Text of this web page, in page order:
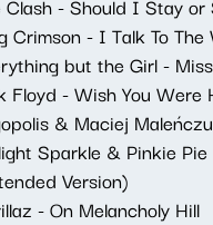
Clash - Should I Stay
Crimson - I Talk To The
but the Girl -
Floyd - Wish You Were
& Maciej
Sparkle & Pinkie
Version)
- On Melancholy Hill